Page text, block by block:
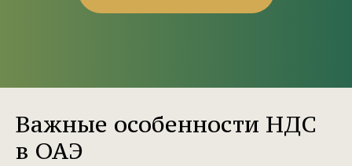
Важные особенности НДС
в ОАЭ